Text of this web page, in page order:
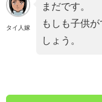
タイ人嫁
まだです。
もしも子供
しょう。